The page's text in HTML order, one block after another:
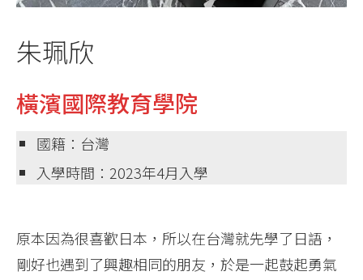
朱珮欣
橫濱國際教育學院
國籍：台灣
入學時間：2023年4月入學
原本因為很喜歡日本，所以在台灣就先學了日語，
剛好也遇到了興趣相同的朋友，於是一起鼓起勇氣